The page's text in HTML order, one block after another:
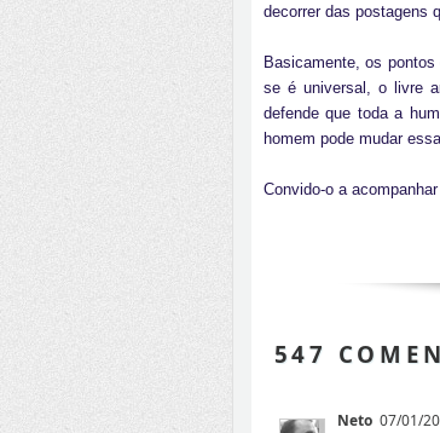
decorrer das postagens
Basicamente, os
se é universal, o livre
defende que toda a
homem pode mudar
Convido-o a
547
Neto 07/01/